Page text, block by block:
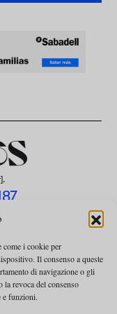
i cookie per
Il consenso a queste
di navigazione o gli
revoca del consenso
e funzioni.